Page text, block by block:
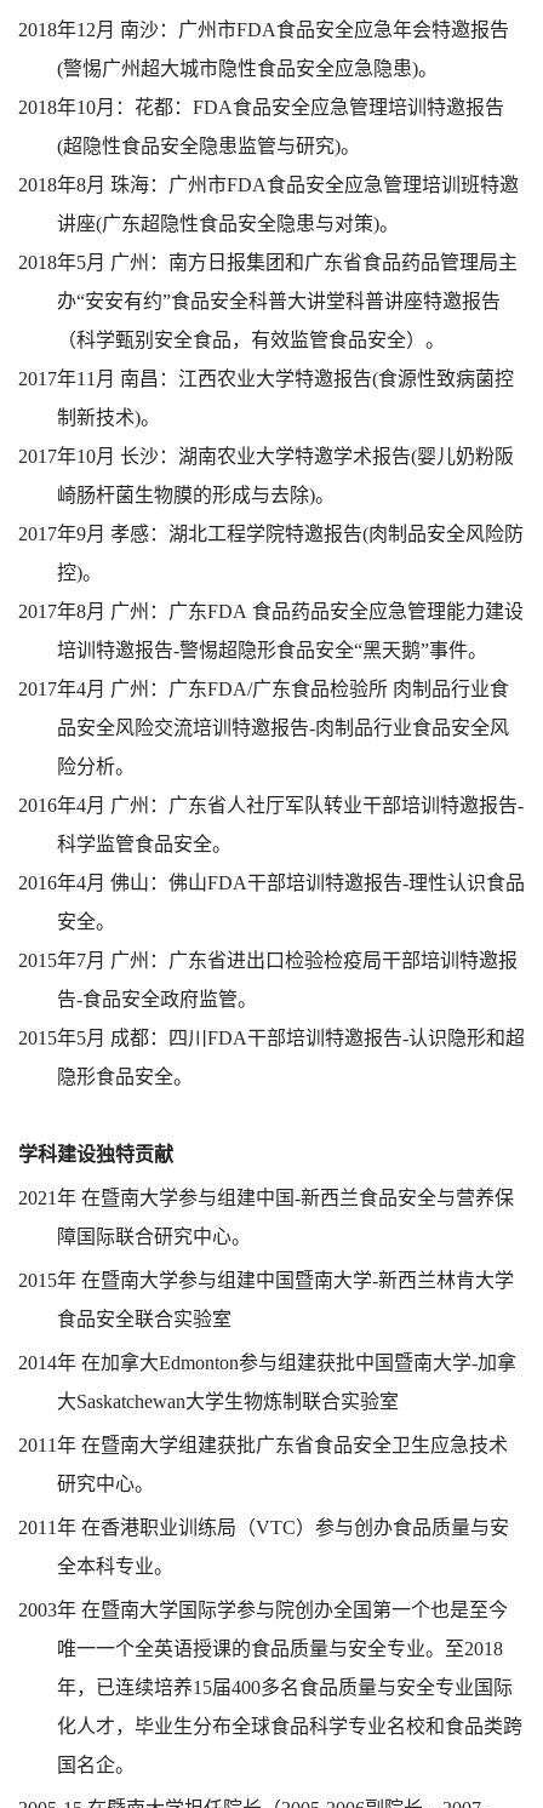
2018年12月 南沙：广州市FDA食品安全应急年会特邀报告
(警惕广州超大城市隐性食品安全应急隐患)。
2018年10月：花都： FDA食品安全应急管理培训特邀报告
(超隐性食品安全隐患监管与研究)。
2018年8月 珠海：广州市FDA食品安全应急管理培训班特邀
讲座(广东超隐性食品安全隐患与对策)。
2018年5月 广州：南方日报集团和广东省食品药品管理局主
办“安安有约”食品安全科普大讲堂科普讲座特邀报告
（科学甄别安全食品，有效监管食品安全）。
2017年11 月 南昌：江西农业大学特邀报告(食源性致病菌控
制新技术)。
2017年10月 长沙：湖南农业大学特邀学术报告(婴儿奶粉阪
崎肠杆菌生物膜的形成与去除)。
2017年9月 孝感：湖北工程学院特邀报告(肉制品安全风险防
控)。
2017年8月 广州：广东FDA 食品药品安全应急管理能力建设
培训特邀报告-警惕超隐形食品安全“黑天鹅”事件。
2017年4月 广州：广东FDA/广东食品检验所 肉制品行业食
品安全风险交流培训特邀报告-肉制品行业食品安全风
险分析。
2016年4月 广州：广东省人社厅军队转业干部培训特邀报告-
科学监管食品安全。
2016年4月 佛山：佛山FDA干部培训特邀报告-理性认识食品
安全。
2015年7月 广州：广东省进出口检验检疫局干部培训特邀报
告-食品安全政府监管。
2015年5月 成都：四川 FDA干部培训特邀报告-认识隐形和超
隐形食品安全。
学科建设独特贡献
2021年 在暨南大学参与组建中国-新西兰食品安全与营养保
障国际联合研究中心。
2015年 在暨南大学参与组建中国暨南大学-新西兰林肯大学
食品安全联合实验室
2014年 在加拿大Edmonton参与组建获批中国暨南大学-加拿
大Saskatchewan大学生物炼制联合实验室
2011年 在暨南大学组建获批广东省食品安全卫生应急技术
研究中心。
2011年 在香港职业训练局（VTC）参与创办食品质量与安
全本科专业。
2003年 在暨南大学国际学参与院创办全国第一个也是至今
唯一一个全英语授课的食品质量与安全专业。至2018
年，已连续培养15届400多名食品质量与安全专业国际
化人才，毕业生分布全球食品科学专业名校和食品类跨
国名企。